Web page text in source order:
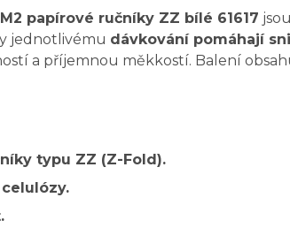
M2 papírové ručníky ZZ bílé 61617
jednotlivému dávkování pomáhají
a příjemnou měkkostí. Balení
typu ZZ (Z-Fold).